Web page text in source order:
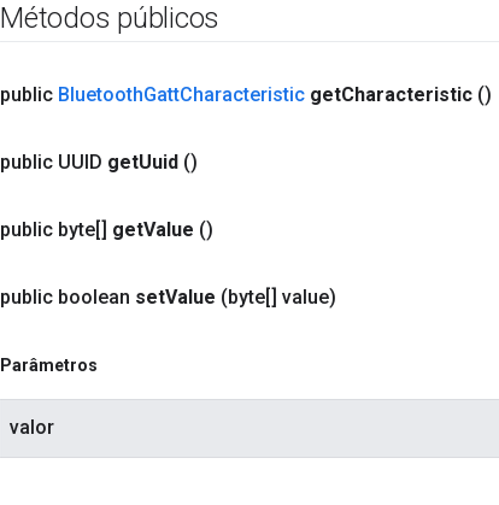
Métodos públicos
public BluetoothGattCharacteristic getCharacteristic ()
public UUID getUuid ()
public byte[] getValue ()
public boolean setValue (byte[] value)
Parâmetros
valor